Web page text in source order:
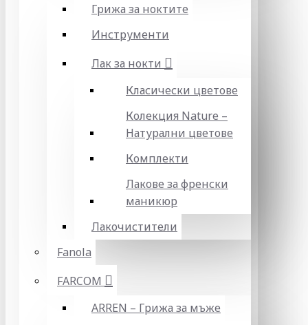
Грижа за ноктите
Инструменти
Лак за нокти
Класически цветове
Колекция Nature –
Натурални цветове
Комплекти
Лакове за френски
маникюр
Лакочистители
Fanola
FARCOM
ARREN – Грижа за мъже